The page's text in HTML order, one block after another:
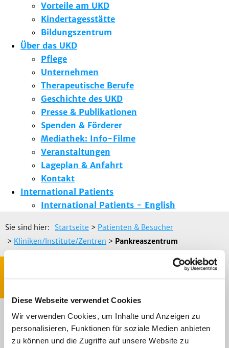
Diese Webseite verwendet Cookies
Wir verwenden Cookies, um Inhalte und Anzeigen zu
personalisieren, Funktionen für soziale Medien anbieten
zu können und die Zugriffe auf unsere Website zu
Vorteile am UKD
Kindertagesstätte
Bildungszentrum
Über das UKD
Pflege
Unternehmen
Therapeutische Berufe
Geschichte des UKD
Presse & Publikationen
Spenden & Förderer
Mediathek: Info-Filme
Veranstaltungen
Lageplan & Anfahrt
Kontakt
International Patients
International Patients - English
Sie sind hier: Startseite > Patienten & Besucher
> Kliniken/Institute/Zentren > Pankreaszentrum
Pankreaskarzinomzentrum
Navigation